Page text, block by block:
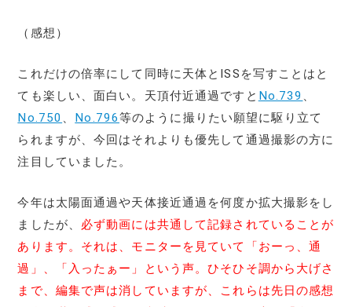
（感想）
これだけの倍率にして同時に天体とISSを写すことはと
ても楽しい、面白い。天頂付近通過ですと No.739 、
No.750 、 No.796等のように撮りたい願望に駆り立て
られますが、今回はそれよりも優先して通過撮影の方に
注目していました。
今年は太陽面通過や天体接近通過を何度か拡大撮影をし
ましたが、 必ず動画には共通して記録されていることが
あります。それは、モニターを見ていて「おーっ、通
過」、「入ったぁー」という声。ひそひそ調から大げさ
まで、編集で声は消していますが、これらは先日の感想